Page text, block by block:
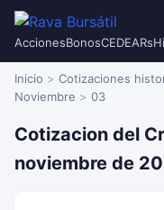
AccionesBonosCEDEARs
Inicio Cotizaciones
Noviembre
03
Cotizacion del
noviembre de